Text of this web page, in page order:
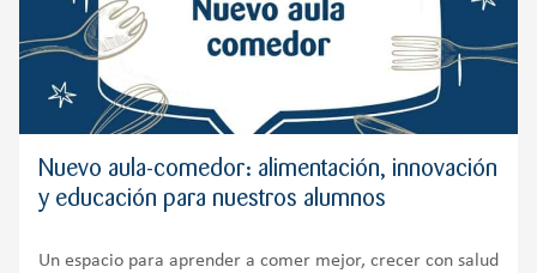
Nuevo aula-comedor: alimentación, innovación
y educación para nuestros alumnos
Un espacio para aprender a comer mejor, crecer con salud